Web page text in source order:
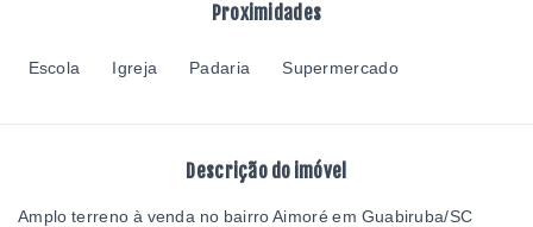
Proximidades
Escola Igreja Padaria Supermercado
Descrição do imóvel
Amplo terreno à venda no bairro Aimoré em Guabiruba/SC